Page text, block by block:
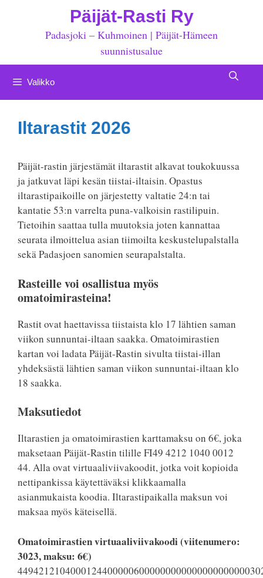
Päijät-Rasti Ry
Padasjoki – Kuhmoinen | Päijät-Hämeen
suunnistusalue
Valikko
Iltarastit 2026
Päijät-rastin järjestämät iltarastit alkavat toukokuussa
ja jatkuvat läpi kesän tiistai-iltaisin. Opastus
iltarastipaikoille on järjestetty valtatie 24:n tai
kantatie 53:n varrelta puna-valkoisin rastilipuin.
Tietoihin saattaa tulla muutoksia joten kannattaa
seurata ilmoittelua asian tiimoilta keskustelupalstalla
sekä Padasjoen sanomien seurapalstalta.
Rasteille voi osallistua myös
omatoimirasteina!
Rastit ovat haettavissa tiistaista klo 17 lähtien saman
viikon sunnuntai-iltaan saakka. Omatoimirastien
kartan voi ladata Päijät-Rastin sivulta tiistai-illan
yhdeksästä lähtien saman viikon sunnuntai-iltaan klo
18 saakka.
Maksutiedot
Iltarastien ja omatoimirastien karttamaksu on 6€, joka
maksetaan Päijät-Rastin tilille FI49 4212 1040 0012
44. Alla ovat virtuaaliviivakoodit, jotka voit kopioida
nettipankissa käytettäväksi klikkaamalla
asianmukaista koodia. Iltarastipaikalla maksun voi
maksaa myös käteisellä.
Omatoimirastien virtuaaliviivakoodi (viitenumero:
3023, maksu: 6€)